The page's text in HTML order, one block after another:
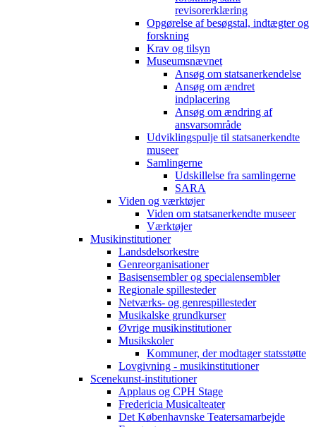
revisorerklæring
Opgørelse af besøgstal, indtægter og
forskning
Krav og tilsyn
Museumsnævnet
Ansøg om statsanerkendelse
Ansøg om ændret
indplacering
Ansøg om ændring af
ansvarsområde
Udviklingspulje til statsanerkendte
museer
Samlingerne
Udskillelse fra samlingerne
SARA
Viden og værktøjer
Viden om statsanerkendte museer
Værktøjer
Musikinstitutioner
Landsdelsorkestre
Genreorganisationer
Basisensembler og specialensembler
Regionale spillesteder
Netværks- og genrespillesteder
Musikalske grundkurser
Øvrige musikinstitutioner
Musikskoler
Kommuner, der modtager statsstøtte
Lovgivning - musikinstitutioner
Scenekunst-institutioner
Applaus og CPH Stage
Fredericia Musicalteater
Det Københavnske Teatersamarbejde